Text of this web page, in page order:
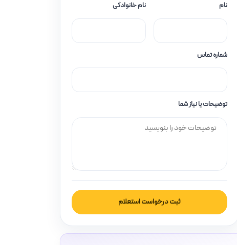
نام نام خانوادگی
شماره تماس
توضیحات یا نیاز شما
ثبت درخواست استعلام